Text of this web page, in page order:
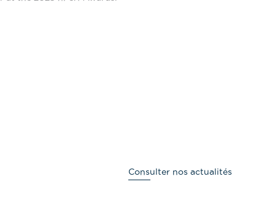
Consulter nos actualités